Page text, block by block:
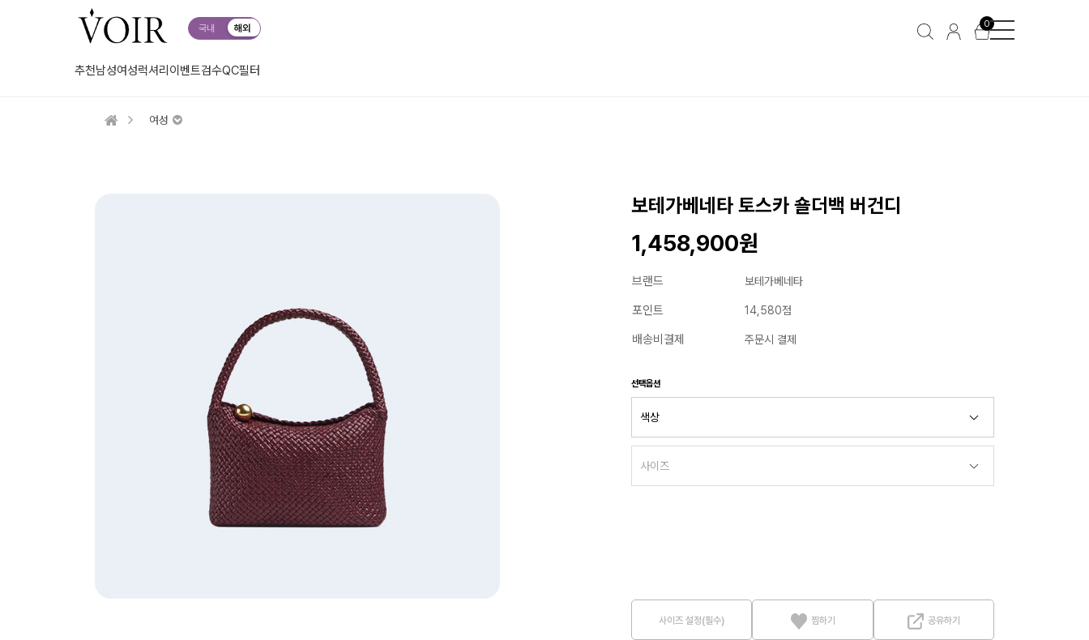
국내 해외 0
추천남성여성럭셔리 이벤트검수QC필터
여성
보테가베네타 토스카 숄더백 버건디
1,458,900원
브랜드 보테가베네타
포인트 14,580점
배송비결제 주문시 결제
선택옵션
사이즈 설정(필수) 찜하기 공유하기